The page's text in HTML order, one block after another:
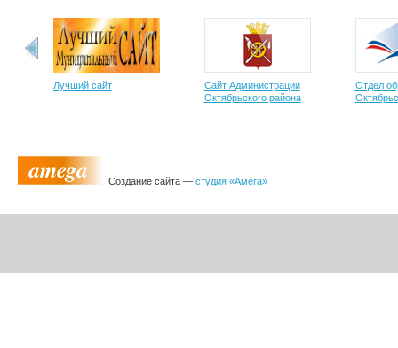
Лучший сайт Сайт Администрации
Октябрьского района
Отдел
Создание сайта — студия «Амега»